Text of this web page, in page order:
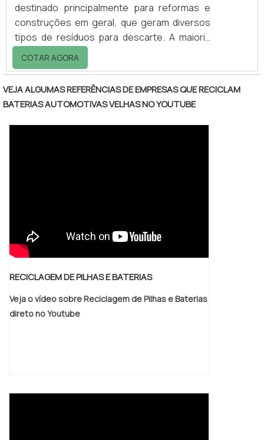
destinado principalmente para reformas e
construções em geral, que geram diversos
tipos de resíduos para descarte. A maioria
desses resíduos é gerada por conta dos
acabamentos, que são as partes que mais
exigem esforço e causam bagunça em todo
o processo, entre eles a borra de tinta. Isso
acontece porque o impacto ambiental e
outros diversos problemas que esse tipo de
COTAR AGORA
VEJA ALGUMAS REFERÊNCIAS DE EMPRESAS QUE RECICLAM
BATERIAS AUTOMOTIVAS VELHAS NO YOUTUBE
RECICLAGEM DE PILHAS E BATERIAS
Veja o vídeo sobre Reciclagem de Pilhas e Baterias
direto no Youtube